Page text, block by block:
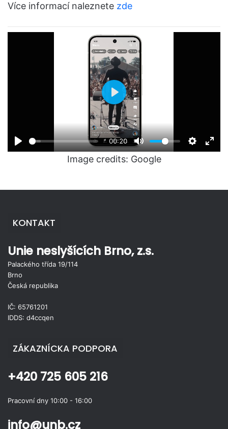
Více informací naleznete zde
00:20
P
l
a
y
Image credits: Google
KONTAKT
Unie neslyšících Brno, z.s.
Palackého třída 19/114
Brno
Česká republika
IČ: 65761201
IDDS: d4ccqen
ZÁKAZNÍCKA PODPORA
+420 725 605 216
Pracovní dny 10:00 - 16:00
info@unb.cz